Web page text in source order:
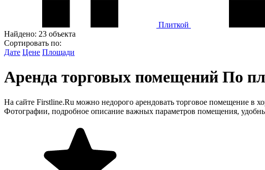
Плиткой
Найдено: 23 объекта
Сортировать по:
Дате Цене Площади
Аренда торговых помещений По
На сайте Firstline.Ru можно недорого арендовать торговое помещение в
Фотографии, подробное описание важных параметров помещения,